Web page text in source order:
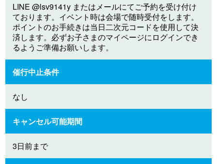
LINE @lsv9141y またはメールにてご予約を受け付け
ております。イベント時は会場で随時受付をします。
ポイントのお手続きは当日二次元コードを使用して決
済します。必ずお子さまのマイページにログインでき
るようご準備お願いします。
催行中止条件
なし
キャンセル可能期間
3日前まで